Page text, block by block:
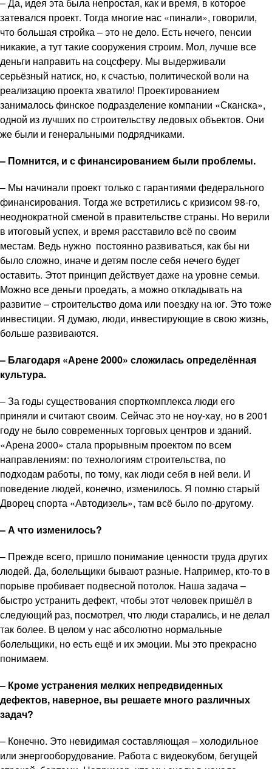
затевался проект. Тогда многие нас «пинали», говорили,
что большая стройка – это не дело. Есть нечего, пенсии
никакие, а тут такие сооружения строим. Мол, лучше все
деньги направить на соцсферу. Мы выдерживали
серьёзный натиск, но, к счастью, политической воли на
реализацию проекта хватило! Проектированием
занималось финское подразделение компании «Сканска»,
одной из лучших по строительству ледовых объектов. Они
же были и генеральными подрядчиками.
– Помнится, и с финансированием были проблемы.
– Мы начинали проект только с гарантиями федерального
финансирования. Тогда же встретились с кризисом 98-го,
неоднократной сменой в правительстве страны. Но верили
в итоговый успех, и время расставило всё по своим
местам. Ведь нужно постоянно развиваться, как бы ни
было сложно, иначе и детям после себя нечего будет
оставить. Этот принцип действует даже на уровне семьи.
Можно все деньги проедать, а можно откладывать на
развитие – строительство дома или поездку на юг. Это тоже
инвестиции. Я думаю, люди, инвестирующие в свою жизнь,
больше развиваются.
– Благодаря «Арене 2000» сложилась определённая
культура.
– За годы существования спорткомплекса люди его
приняли и считают своим. Сейчас это не ноу-хау, но в 2001
году не было современных торговых центров и зданий.
«Арена 2000» стала прорывным проектом по всем
направлениям: по технологиям строительства, по
подходам работы, по тому, как люди себя в ней вели. И
поведение людей, конечно, изменилось. Я помню старый
Дворец спорта «Автодизель», там всё было по-другому.
– А что изменилось?
– Прежде всего, пришло понимание ценности труда других
людей. Да, болельщики бывают разные. Например, кто-то в
порыве пробивает подвесной потолок. Наша задача –
быстро устранить дефект, чтобы этот человек пришёл в
следующий раз, посмотрел, что люди старались, и не делал
так более. В целом у нас абсолютно нормальные
болельщики, но есть ещё и их эмоции. Мы это прекрасно
понимаем.
– Кроме устранения мелких непредвиденных
дефектов, наверное, вы решаете много различных
задач?
– Конечно. Это невидимая составляющая – холодильное
или энергооборудование. Работа с видеокубом, бегущей